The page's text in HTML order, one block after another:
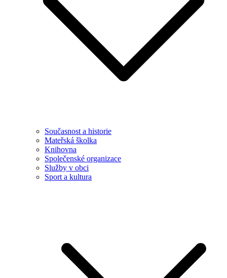
Současnost a historie
Mateřská školka
Knihovna
Společenské organizace
Služby v obci
Sport a kultura